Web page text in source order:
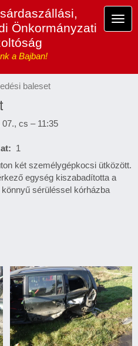
Önkormányzati
a Bajban!
baleset
07., cs – 11:35
1
két személygépkocsi ütközött.
egység kiszabadította a
sérüléssel kórházba